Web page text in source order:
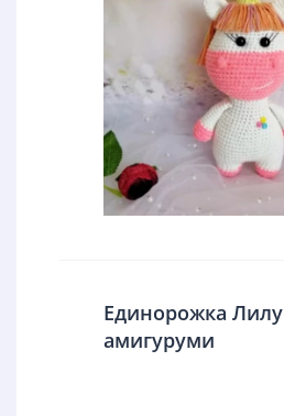
Единорожка Лилу
амигуруми